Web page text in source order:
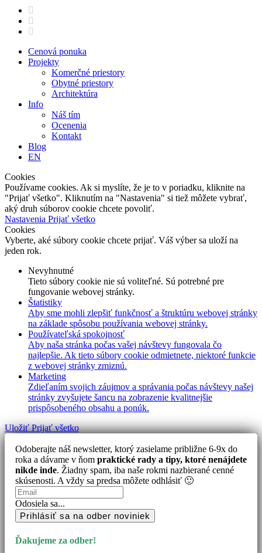
facebook
instagram
behance
Close
Menu
Cenová ponuka
Projekty
Komerčné priestory
Obytné priestory
Architektúra
Info
Náš tím
Ocenenia
Kontakt
Blog
EN
Cookies
Používame cookies. Ak si myslíte, že je to v poriadku, kliknite na
"Prijať všetko". Kliknutím na "Nastavenia" si tiež môžete vybrať,
aký druh súborov cookie chcete povoliť.
Nastavenia Prijať všetko
Cookies
Vyberte, aké súbory cookie chcete prijať. Váš výber sa uloží na
jeden rok.
Nevyhnutné
Tieto súbory cookie nie sú voliteľné. Sú potrebné pre
fungovanie webovej stránky.
Štatistiky
Aby sme mohli zlepšiť funkčnosť a štruktúru webovej stránky
na základe spôsobu používania webovej stránky.
Používateľská spokojnosť
Aby naša stránka počas vašej návštevy fungovala čo
najlepšie. Ak tieto súbory cookie odmietnete, niektoré funkcie
z webovej stránky zmiznú.
Marketing
Zdieľaním svojich záujmov a správania počas návštevy našej
stránky zvyšujete šancu na zobrazenie kvalitnejšie
prispôsobeného obsahu a ponúk.
UložiťPrijať všetko
Odoberajte náš newsletter, ktorý zasielame približne 6-9x do
roka a dávame v ňom praktické rady a tipy, ktoré nenájdete
nikde inde. Žiadny spam, iba naše rokmi nazbierané cenné
skúsenosti. A vždy sa predsa môžete odhlásiť 🙂
Odosiela sa...
Prihlásiť sa na odber noviniek
Ďakujeme za odber!